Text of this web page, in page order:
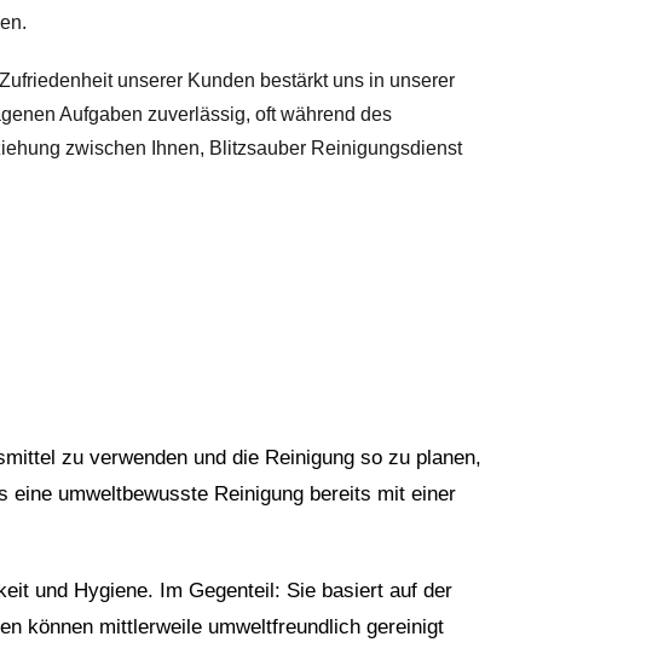
unserer Kunden bestärkt uns in unserer
Aufgaben zuverlässig, oft während des
zwischen Ihnen, Blitzsauber Reinigungsdienst
zu verwenden und die Reinigung so zu planen,
umweltbewusste Reinigung bereits mit einer
und Hygiene. Im Gegenteil: Sie basiert auf der
können mittlerweile umweltfreundlich gereinigt